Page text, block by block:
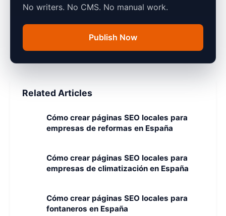
No writers. No CMS. No manual work.
Publish Now
Related Articles
Cómo crear páginas SEO locales para
empresas de reformas en España
Cómo crear páginas SEO locales para
empresas de climatización en España
Cómo crear páginas SEO locales para
fontaneros en España